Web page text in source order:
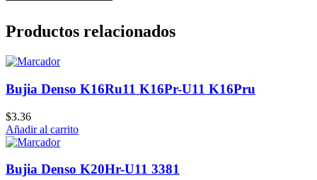
Productos relacionados
Bujia Denso K16Ru11 K16Pr-U11 K16Pru
$3.36
Añadir al carrito
Bujia Denso K20Hr-U11 3381